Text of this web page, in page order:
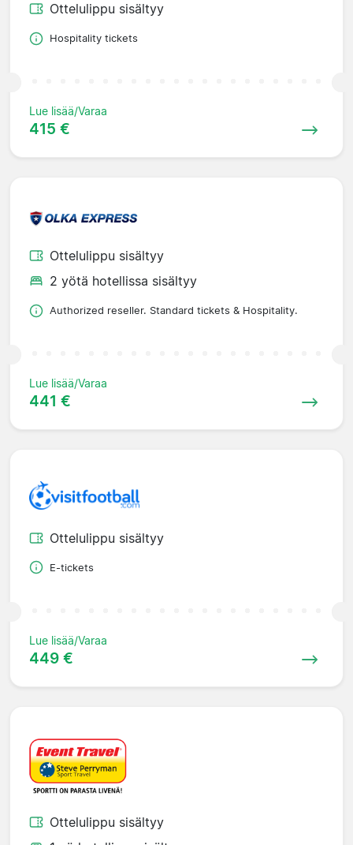
Ottelulippu sisältyy
Hospitality tickets
Lue lisää/Varaa
415 €
Ottelulippu sisältyy
2 yötä hotellissa sisältyy
Authorized reseller. Standard tickets & Hospitality.
Lue lisää/Varaa
441 €
Ottelulippu sisältyy
E-tickets
Lue lisää/Varaa
449 €
Ottelulippu sisältyy